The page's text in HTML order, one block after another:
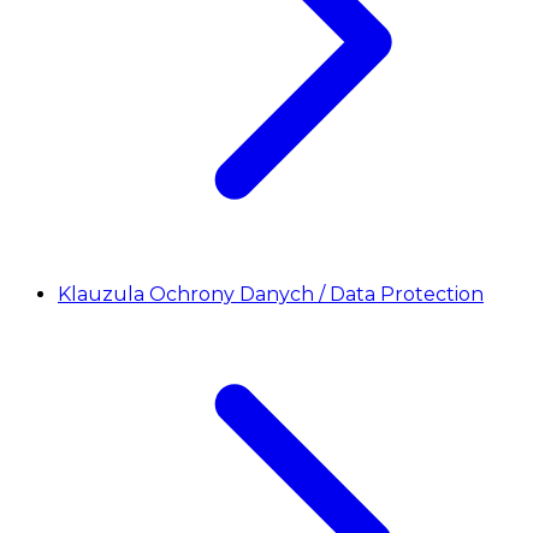
Klauzula Ochrony Danych / Data Protection